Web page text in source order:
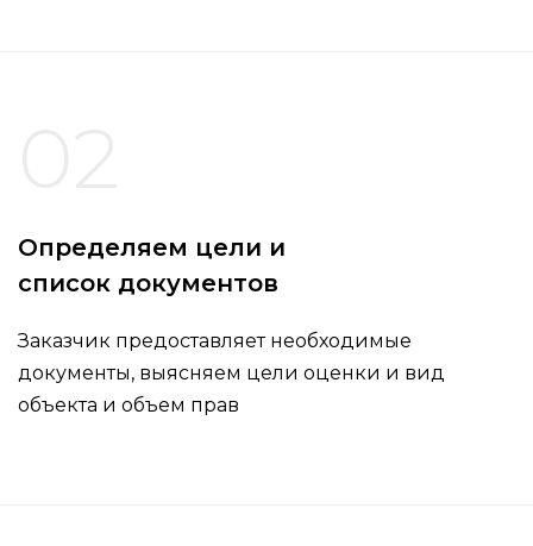
Определяем цели и
список документов
Заказчик предоставляет необходимые
документы, выясняем цели оценки и вид
объекта и объем прав